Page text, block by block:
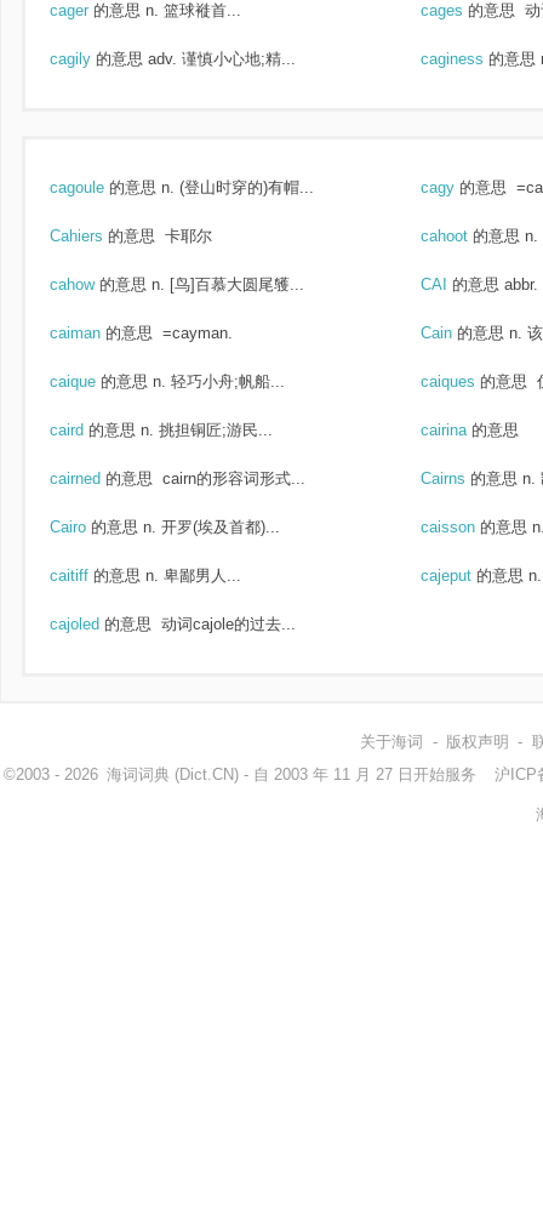
cager 的意思 n. 篮球褷首... cages 的意思
cagily 的意思 adv. 谨慎小心地;精... caginess 的意思
cagoule 的意思 n. (登山时穿的)有帽... cagy 的意思
Cahiers 的意思 卡耶尔 cahoot 的意思 n.
cahow 的意思 n. [鸟]百慕大圆尾鹱... CAI 的意思
caiman 的意思 =cayman. Cain 的意思 n.
caique 的意思 n. 轻巧小舟;帆船... caiques 的意思
caird 的意思 n. 挑担铜匠;游民... cairina 的意思
cairned 的意思 cairn的形容词形式... Cairns 的意思 n.
Cairo 的意思 n. 开罗(埃及首都)... caisson 的意思
caitiff 的意思 n. 卑鄙男人... cajeput 的意思
cajoled 的意思 动词cajole的过去...
关于海词 - 版权声明 -
©2003 - 2026 海词词典 (Dict.CN) - 自 2003 年 11 月 27 日开始服务 沪ICP